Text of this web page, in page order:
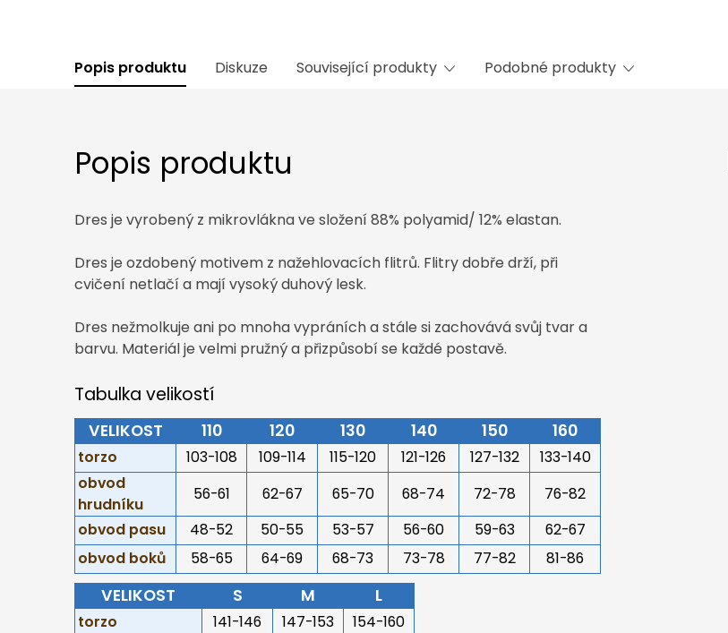
Popis produktu Diskuze Související produkty Podobné produkty
Popis produktu
Dres je vyrobený z mikrovlákna ve složení 88% polyamid/ 12% elastan.
Dres je ozdobený motivem z nažehlovacích flitrů. Flitry dobře drží, při
cvičení netlačí a mají vysoký duhový lesk.
Dres nežmolkuje ani po mnoha vypráních a stále si zachovává svůj tvar a
barvu. Materiál je velmi pružný a přizpůsobí se každé postavě.
Tabulka velikostí
VELIKOST 110 120 130 140 150 160
torzo 103-108 109-114 115-120 121-126 127-132
133-140
obvod
hrudníku
56-61 62-67 65-70 68-74 72-78
76-82
obvod pasu
48-52 50-55 53-57 56-60 59-63
62-67
obvod boků
58-65 64-69 68-73 73-78 77-82 81-86
VELIKOST S M L
torzo 141-146 147-153
154-160